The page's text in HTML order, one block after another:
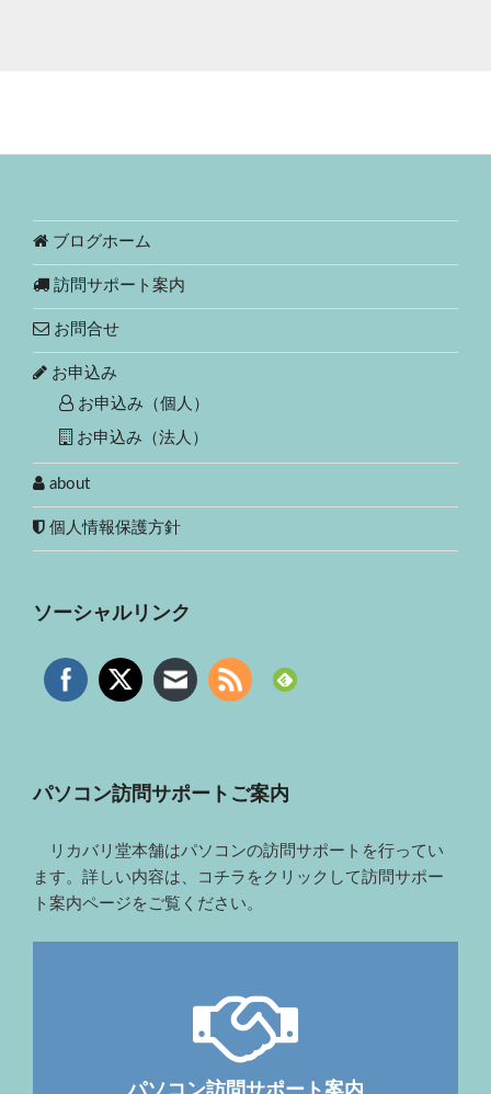
ブログホーム
訪問サポート案内
お問合せ
お申込み
お申込み（個人）
お申込み（法人）
about
個人情報保護方針
ソーシャルリンク
パソコン訪問サポートご案内
リカバリ堂本舗はパソコンの訪問サポートを行ってい
ます。詳しい内容は、コチラをクリックして訪問サポー
ト案内ページをご覧ください。